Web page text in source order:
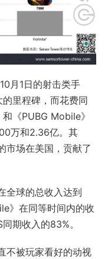
月1日的射击类手
里程碑，而花费同
《PUBG Mobile》
万和2.36亿。其
市场在美国，贡献了
全球的总收入达到
》在同等时间内的收
期收入的83%。
不被玩家看好的动视